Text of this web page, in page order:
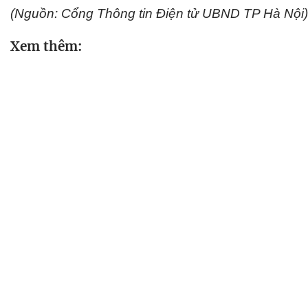
(Nguồn: Cổng Thông tin Điện tử UBND TP Hà Nội)
Xem thêm: